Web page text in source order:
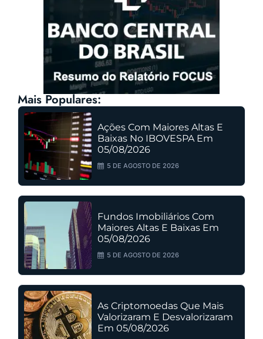
Mais Populares:
Ações Com Maiores Altas E
Baixas No IBOVESPA Em
05/08/2026
5 DE AGOSTO DE 2026
Fundos Imobiliários Com
Maiores Altas E Baixas Em
05/08/2026
5 DE AGOSTO DE 2026
As Criptomoedas Que Mais
Valorizaram E Desvalorizaram
Em 05/08/2026